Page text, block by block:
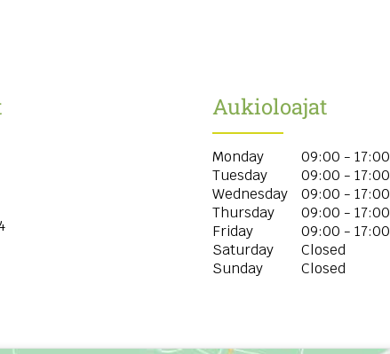
Aukioloajat
Monday
09:00 - 17:00
Tuesday
09:00 - 17:00
Wednesday
09:00 - 17:00
Thursday
09:00 - 17:00
Friday
09:00 - 17:00
Saturday
Closed
Sunday
Closed